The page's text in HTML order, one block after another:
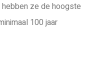
ze de hoogste
100 jaar